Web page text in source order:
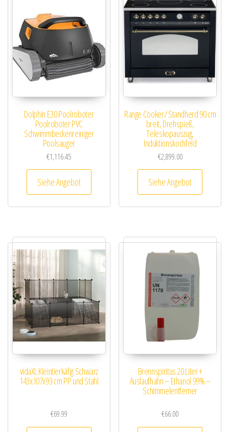
Dolphin E30 Poolroboter
Poolroboter PVC
Schwimmbeckenreiniger
Poolsauger
€1,116.45
Siehe Angebot
Range Cooker/ Standherd 90 cm
breit, Drehspieß,
Teleskopauszug,
Induktionskochfeld
€2,899.00
Siehe Angebot
vidaXL Kleintierkäfig Schwarz
143x107x93 cm PP und Stahl
€69.99
Brennspiritus 20 Liter +
Auslaufhahn – Ethanol 99% –
Schimmelentferner
€66.00